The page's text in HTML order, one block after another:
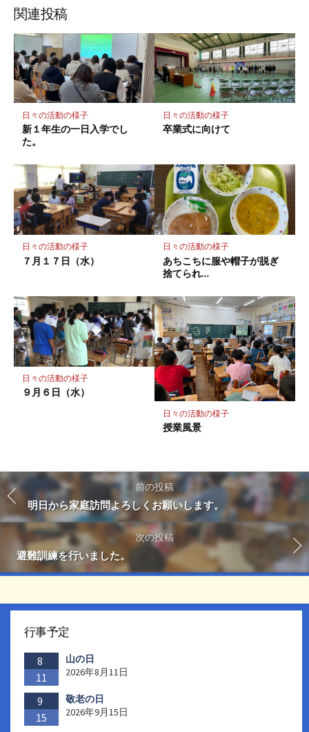
ア
ク
マ
ー
ク
に
存
関連投稿
日々の活動の様子
新１年生の一日入学でし
た。
日々の活動の様子
卒業式に向けて
日々の活動の様子
７月１７日（水）
日々の活動の様子
あちこちに服や帽子が脱ぎ
捨てられ…
日々の活動の様子
９月６日（水）
日々の活動の様子
授業風景
前の投稿
明日から家庭訪問よろしくお願いします。
次の投稿
避難訓練を行いました。
行事予定
8
11
山の日
2026年8月11日
9
15
敬老の日
2026年9月15日